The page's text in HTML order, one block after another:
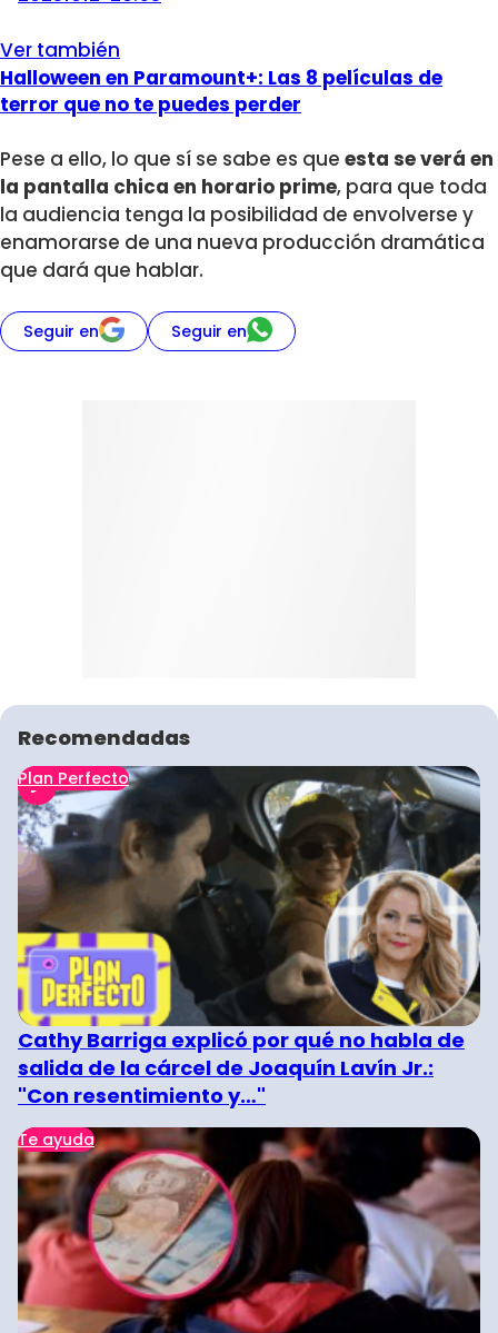
Ver también
Halloween en Paramount+: Las 8 películas de
terror que no te puedes perder
Pese a ello, lo que sí se sabe es que esta se verá en
la pantalla chica en horario prime, para que toda
la audiencia tenga la posibilidad de envolverse y
enamorarse de una nueva producción dramática
que dará que hablar.
Seguir en Seguir en
Recomendadas
Plan Perfecto
Cathy Barriga explicó por qué no habla de
salida de la cárcel de Joaquín Lavín Jr.:
"Con resentimiento y…"
Te ayuda